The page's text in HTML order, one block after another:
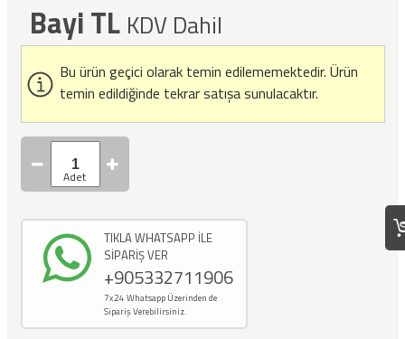
Bayi TL KDV Dahil
Bu ürün geçici olarak temin edilememektedir. Ürün
temin edildiğinde tekrar satışa sunulacaktır.
TIKLA WHATSAPP İLE
SİPARİŞ VER
+905332711906
7x24 Whatsapp Üzerinden de
Sipariş Verebilirsiniz.